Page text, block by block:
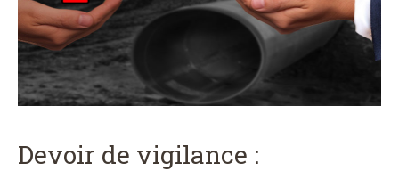
Devoir de vigilance :